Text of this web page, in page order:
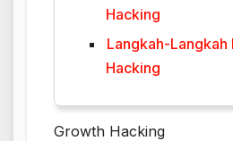
Hacking
Langkah-Langkah
Hacking
Growth Hacking